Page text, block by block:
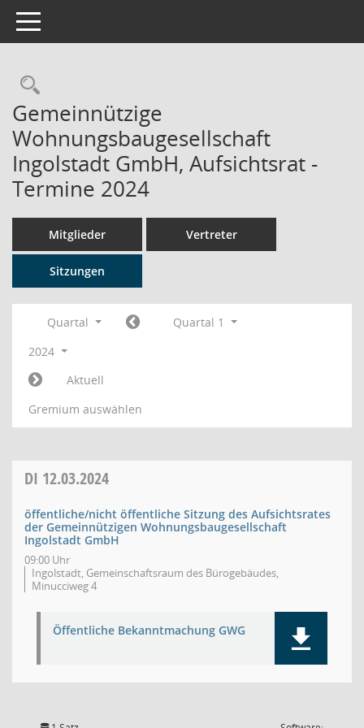
Toggle navigation
Rechercheauswahl
Gemeinnützige
Wohnungsbaugesellschaft
Ingolstadt GmbH, Aufsichtsrat -
Termine 2024
Mitglieder Vertreter
Sitzungen
Quartal
Quartal 1
2024
Aktuell
Gremium auswählen
DI 12.03.2024
öffentliche/nicht öffentliche Sitzung des Aufsichtsrates
der Gemeinnützigen Wohnungsbaugesellschaft
Ingolstadt GmbH
09:00 Uhr
Ingolstadt, Gemeinschaftsraum des Bürogebäudes,
Minucciweg 4
Öffentliche Bekanntmachung GWG